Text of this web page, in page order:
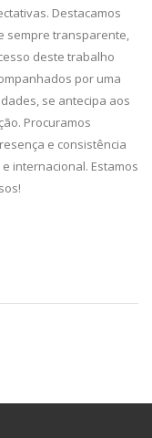
Destacamos
sempre transparente,
deste trabalho
por uma
se antecipa aos
Procuramos
e consistência
internacional. Estamos